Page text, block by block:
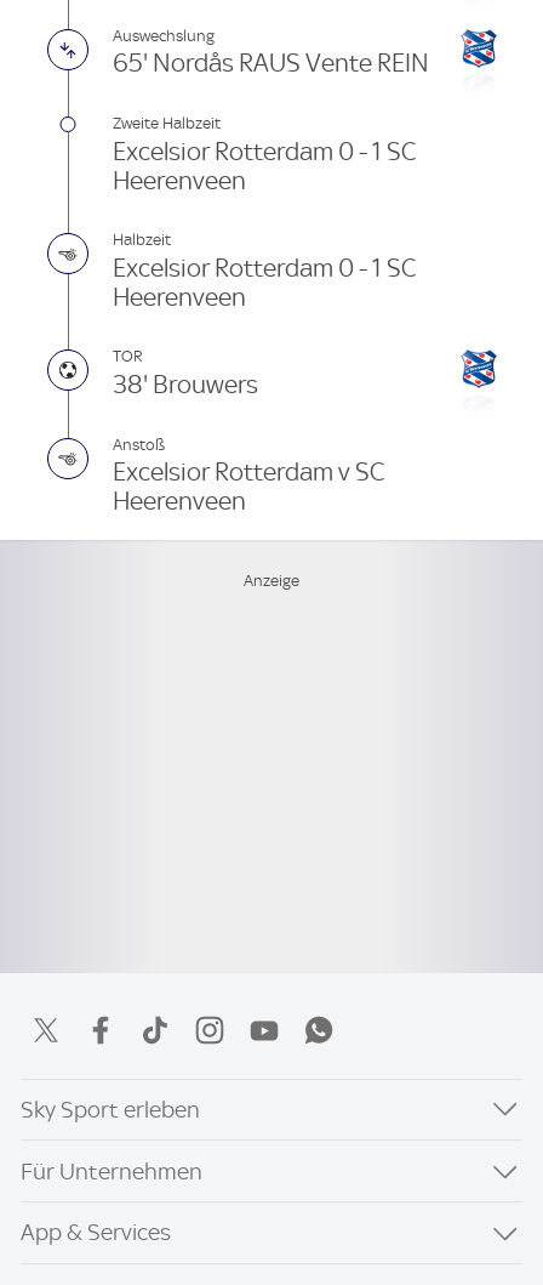
Auswechslung
65' Nordås RAUS Vente REIN
Zweite Halbzeit
Excelsior Rotterdam 0 - 1 SC
Heerenveen
Halbzeit
Excelsior Rotterdam 0 - 1 SC
Heerenveen
TOR
38' Brouwers
Anstoß
Excelsior Rotterdam v SC
Heerenveen
Sky Sport erleben
Für Unternehmen
App & Services